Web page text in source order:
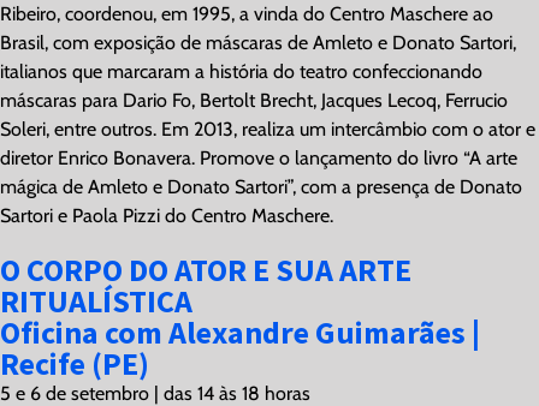
Ribeiro, coordenou, em 1995, a vinda do Centro Maschere ao
Brasil, com exposição de máscaras de Amleto e Donato Sartori,
italianos que marcaram a história do teatro confeccionando
máscaras para Dario Fo, Bertolt Brecht, Jacques Lecoq, Ferrucio
Soleri, entre outros. Em 2013, realiza um intercâmbio com o ator e
diretor Enrico Bonavera. Promove o lançamento do livro “A arte
mágica de Amleto e Donato Sartori”, com a presença de Donato
Sartori e Paola Pizzi do Centro Maschere.
O CORPO DO ATOR E SUA ARTE
RITUALÍSTICA
Oficina com Alexandre Guimarães |
Recife (PE)
5 e 6 de setembro | das 14 às 18 horas